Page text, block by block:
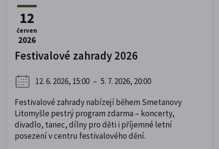
12
červen
2026
Festivalové zahrady 2026
12. 6. 2026, 15:00 – 5. 7. 2026, 20:00
Festivalové zahrady nabízejí během Smetanovy
Litomyšle pestrý program zdarma – koncerty,
divadlo, tanec, dílny pro děti i příjemné letní
posezení v centru festivalového dění.